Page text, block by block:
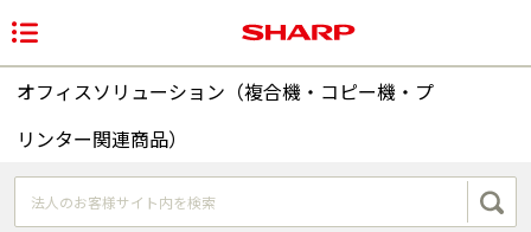
オフィスソリューション（複合機・コピー機・プ
リンター関連商品）